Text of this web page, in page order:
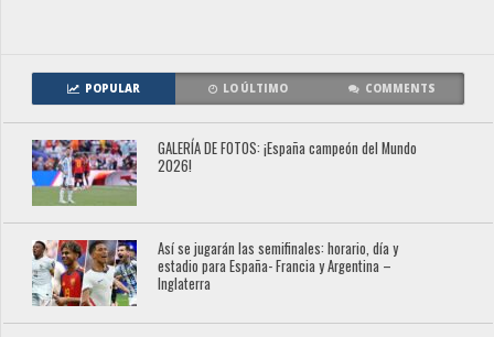
POPULAR LO ÚLTIMO COMMENTS
GALERÍA DE FOTOS: ¡España campeón del Mundo
2026!
Así se jugarán las semifinales: horario, día y
estadio para España- Francia y Argentina –
Inglaterra